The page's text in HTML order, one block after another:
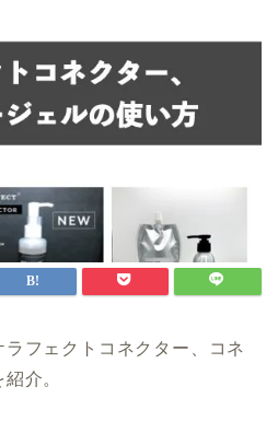
フェクトコネクター、コネ
介。